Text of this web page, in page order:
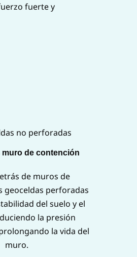
fuerte y
muro de contención
de muros de
geoceldas perforadas
del suelo y el
la presión
la vida del
muro.